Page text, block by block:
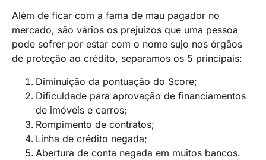
Além de ficar com a fama de mau pagador no
mercado, são vários os prejuízos que uma pessoa
pode sofrer por estar com o nome sujo nos órgãos
de proteção ao crédito, separamos os 5 principais:
Diminuição da pontuação do Score;
Dificuldade para aprovação de financiamentos
de imóveis e carros;
Rompimento de contratos;
Linha de crédito negada;
Abertura de conta negada em muitos bancos.